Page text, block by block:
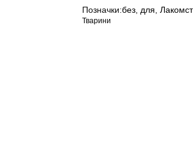
Позначки:без для
Тварини